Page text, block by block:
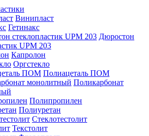
Винипласт
Гетинакс
Дюростон
UPM 203
Капролон
Оргстекло
Полиацеталь ПОМ
Поликарбонат
Полипропилен
Полиуретан
Стеклотестолит
Текстолит